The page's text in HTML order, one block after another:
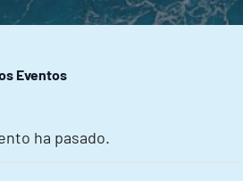
Eventos
ha pasado.